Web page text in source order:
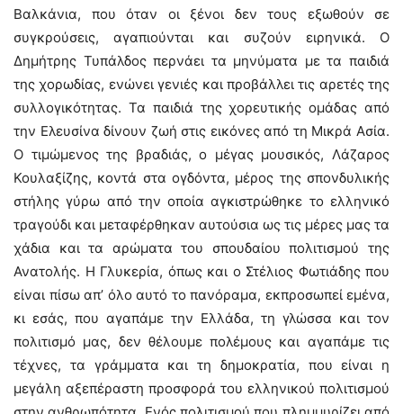
Βαλκάνια, που όταν οι ξένοι δεν τους εξωθούν σε
συγκρούσεις, αγαπιούνται και συζούν ειρηνικά. Ο
Δημήτρης Τυπάλδος περνάει τα μηνύματα με τα παιδιά
της χορωδίας, ενώνει γενιές και προβάλλει τις αρετές της
συλλογικότητας. Τα παιδιά της χορευτικής ομάδας από
την Ελευσίνα δίνουν ζωή στις εικόνες από τη Μικρά Ασία.
Ο τιμώμενος της βραδιάς, ο μέγας μουσικός, Λάζαρος
Κουλαξίζης, κοντά στα ογδόντα, μέρος της σπονδυλικής
στήλης γύρω από την οποία αγκιστρώθηκε το ελληνικό
τραγούδι και μεταφέρθηκαν αυτούσια ως τις μέρες μας τα
χάδια και τα αρώματα του σπουδαίου πολιτισμού της
Ανατολής. Η Γλυκερία, όπως και ο Στέλιος Φωτιάδης που
είναι πίσω απ’ όλο αυτό το πανόραμα, εκπροσωπεί εμένα,
κι εσάς, που αγαπάμε την Ελλάδα, τη γλώσσα και τον
πολιτισμό μας, δεν θέλουμε πολέμους και αγαπάμε τις
τέχνες, τα γράμματα και τη δημοκρατία, που είναι η
μεγάλη αξεπέραστη προσφορά του ελληνικού πολιτισμού